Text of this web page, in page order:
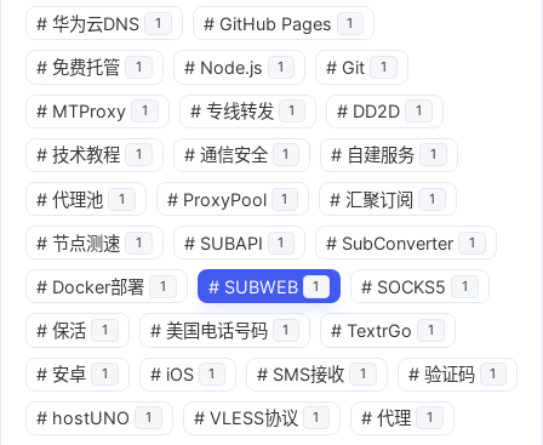
# 华为云DNS 1 # GitHub Pages 1
# 免费托管 1 # Node.js 1 # Git 1
# MTProxy 1 # 专线转发 1 # DD2D 1
# 技术教程 1 # 通信安全 1 # 自建服务 1
# 代理池 1 # ProxyPool 1 # 汇聚订阅 1
# 节点测速 1 # SUBAPI 1 # SubConverter 1
# Docker部署 1 # SUBWEB 1 # SOCKS5 1
# 保活 1 # 美国电话号码 1 # TextrGo 1
# 安卓 1 # iOS 1 # SMS接收 1 # 验证码 1
# hostUNO 1 # VLESS协议 1 # 代理 1